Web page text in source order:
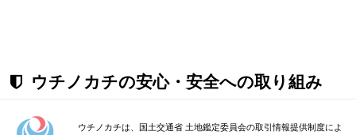
ウチノカチの安心・安全への取り組み
ウチノカチは、国土交通省 土地鑑定委員会の取引情報提供制度によ